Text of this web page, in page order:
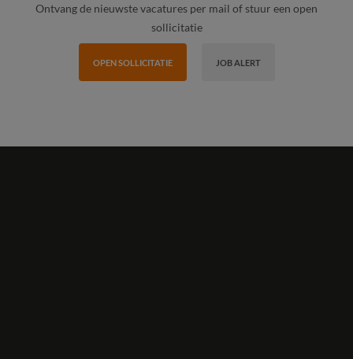
Ontvang de nieuwste vacatures per mail of stuur een open
sollicitatie
OPEN SOLLICITATIE JOB ALERT